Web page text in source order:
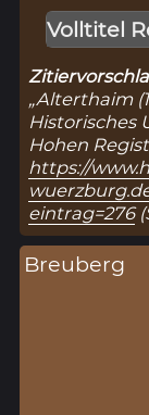
Volltitel
„Alterthaim
Historisches
Hohen
https://
eintrag=276
Breuberg